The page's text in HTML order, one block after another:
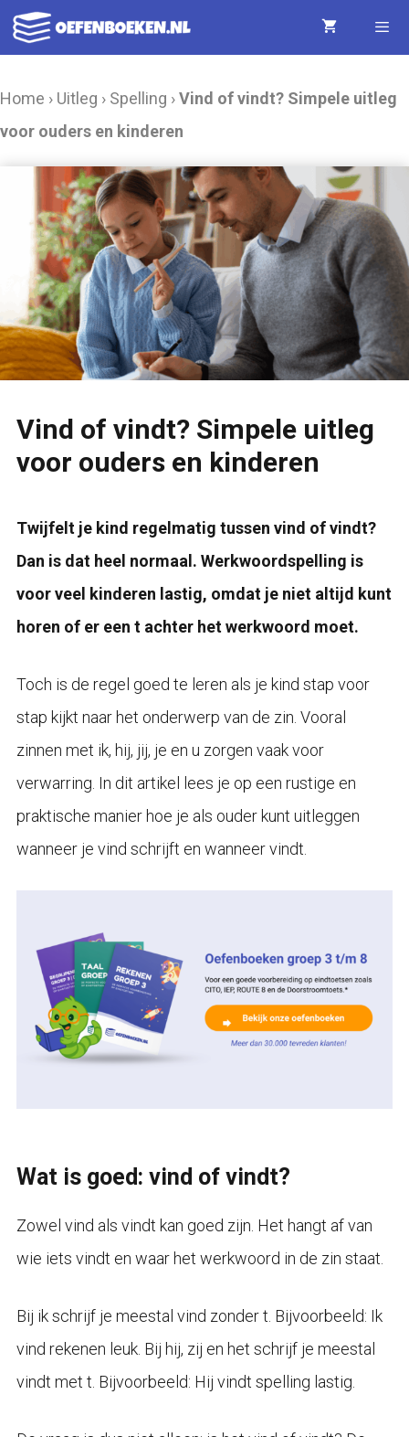
Ga
naar
Home › Uitleg › Spelling ›Vind of vindt? Simpele uitleg
voor ouders en kinderen
Vind of vindt? Simpele uitleg
voor ouders en kinderen
Twijfelt je kind regelmatig tussen vind of vindt?
Dan is dat heel normaal. Werkwoordspelling is
voor veel kinderen lastig, omdat je niet altijd kunt
horen of er een t achter het werkwoord moet.
Toch is de regel goed te leren als je kind stap voor
stap kijkt naar het onderwerp van de zin. Vooral
zinnen met ik, hij, jij, je en u zorgen vaak voor
verwarring. In dit artikel lees je op een rustige en
praktische manier hoe je als ouder kunt uitleggen
wanneer je vind schrijft en wanneer vindt.
Wat is goed: vind of vindt?
Zowel vind als vindt kan goed zijn. Het hangt af van
wie iets vindt en waar het werkwoord in de zin staat.
Bij ik schrijf je meestal vind zonder t. Bijvoorbeeld: Ik
vind rekenen leuk. Bij hij, zij en het schrijf je meestal
vindt met t. Bijvoorbeeld: Hij vindt spelling lastig.